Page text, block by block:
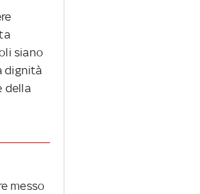
siano
dignità
della
messo